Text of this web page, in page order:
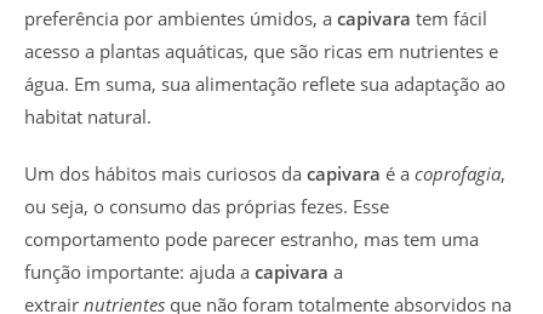
preferência por ambientes úmidos, a capivara tem fácil
acesso a plantas aquáticas, que são ricas em nutrientes e
água. Em suma, sua alimentação reflete sua adaptação ao
habitat natural.
Um dos hábitos mais curiosos da capivara é a coprofagia,
ou seja, o consumo das próprias fezes. Esse
comportamento pode parecer estranho, mas tem uma
função importante: ajuda a capivara a
extrair nutrientes que não foram totalmente absorvidos na